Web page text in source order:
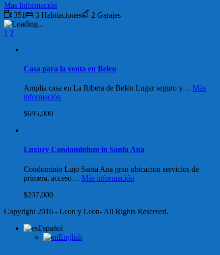
Mas Información
351
3 Habitaciones 2 Garajes
1 2
Casa para la venta en Belen
Amplia casa en La Ribera de Belén Lugar seguro y… Más
información
$695,000
Luxury Condominium in Santa Ana
Condominio Lujo Santa Ana gran ubicacion servicios de
primera, acceso… Más información
$237,000
Copyright 2016 - Leon y Leon- All Rights Reserved.
Español
English